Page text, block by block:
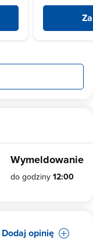
Wymeldowanie
do godziny 12:00
Dodaj opinię